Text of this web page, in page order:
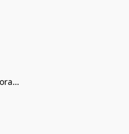
Interieurobjecten en decoratie